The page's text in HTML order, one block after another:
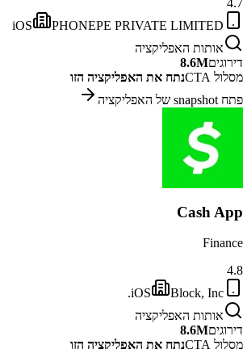
iOS
PHONEPE PRIVATE LIMITED
אותות האפליקציה
דירוגים8.6M
מסלול CTA
נתח את האפליקציה הזו
פתח snapshot של האפליקציה
Cash App
Finance
4.8
iOS
Block, Inc.
אותות האפליקציה
דירוגים8.6M
מסלול CTA
נתח את האפליקציה הזו